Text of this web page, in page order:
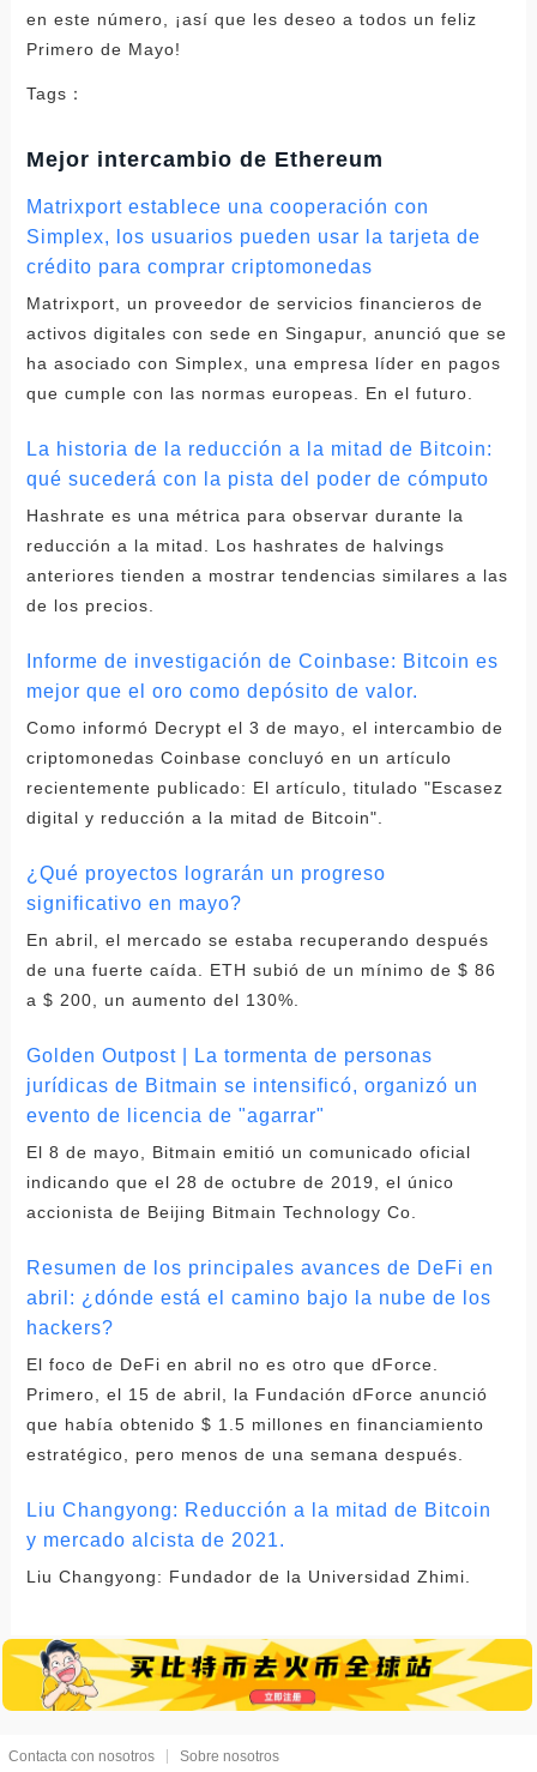
en este número, ¡así que les deseo a todos un feliz
Primero de Mayo!
Tags：
Mejor intercambio de Ethereum
Matrixport establece una cooperación con
Simplex, los usuarios pueden usar la tarjeta de
crédito para comprar criptomonedas
Matrixport, un proveedor de servicios financieros de
activos digitales con sede en Singapur, anunció que se
ha asociado con Simplex, una empresa líder en pagos
que cumple con las normas europeas. En el futuro.
La historia de la reducción a la mitad de Bitcoin:
qué sucederá con la pista del poder de cómputo
Hashrate es una métrica para observar durante la
reducción a la mitad. Los hashrates de halvings
anteriores tienden a mostrar tendencias similares a las
de los precios.
Informe de investigación de Coinbase: Bitcoin es
mejor que el oro como depósito de valor.
Como informó Decrypt el 3 de mayo, el intercambio de
criptomonedas Coinbase concluyó en un artículo
recientemente publicado: El artículo, titulado "Escasez
digital y reducción a la mitad de Bitcoin".
¿Qué proyectos lograrán un progreso
significativo en mayo?
En abril, el mercado se estaba recuperando después
de una fuerte caída. ETH subió de un mínimo de $ 86
a $ 200, un aumento del 130%.
Golden Outpost | La tormenta de personas
jurídicas de Bitmain se intensificó, organizó un
evento de licencia de "agarrar"
El 8 de mayo, Bitmain emitió un comunicado oficial
indicando que el 28 de octubre de 2019, el único
accionista de Beijing Bitmain Technology Co.
Resumen de los principales avances de DeFi en
abril: ¿dónde está el camino bajo la nube de los
hackers?
El foco de DeFi en abril no es otro que dForce.
Primero, el 15 de abril, la Fundación dForce anunció
que había obtenido $ 1.5 millones en financiamiento
estratégico, pero menos de una semana después.
Liu Changyong: Reducción a la mitad de Bitcoin
y mercado alcista de 2021.
Liu Changyong: Fundador de la Universidad Zhimi.
Contacta con nosotros Sobre nosotros